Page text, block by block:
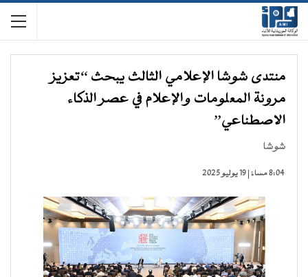
منتدى شوشا الإعلامي الثالث يبحث “تعزيز
مرونة المعلومات والإعلام في عصر الذكاء
الاصطناعي”
شوشا
8:04 مساءً | 19 يوليو 2025